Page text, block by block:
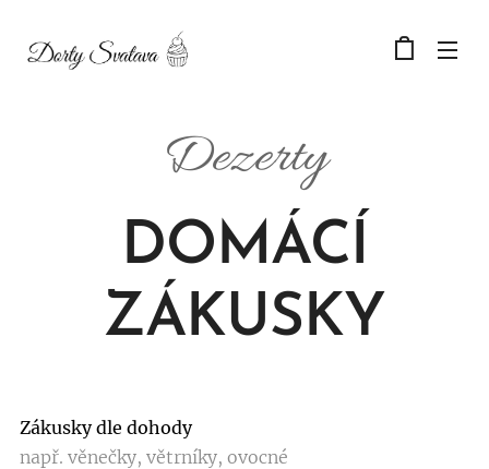
Dezerty
DOMÁCÍ
ZÁKUSKY
Zákusky dle dohody
např. věnečky, větrníky, ovocné